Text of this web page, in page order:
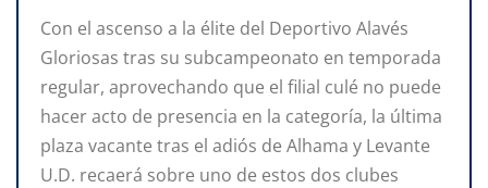
Con el ascenso a la élite del Deportivo Alavés
Gloriosas tras su subcampeonato en temporada
regular, aprovechando que el filial culé no puede
hacer acto de presencia en la categoría, la última
plaza vacante tras el adiós de Alhama y Levante
U.D. recaerá sobre uno de estos dos clubes